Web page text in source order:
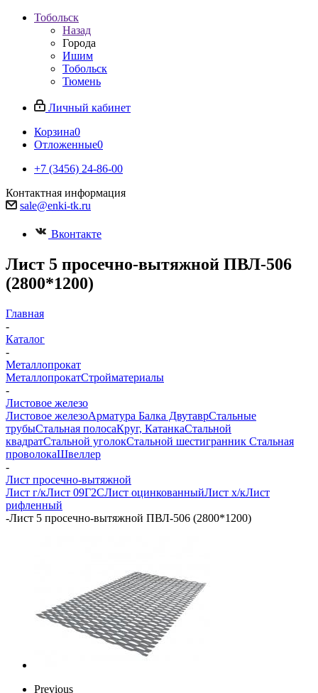
Тобольск
Назад
Города
Ишим
Тобольск
Тюмень
Личный кабинет
Корзина0
Отложенные0
+7 (3456) 24-86-00
Контактная информация
sale@enki-tk.ru
Вконтакте
Лист 5 просечно-вытяжной ПВЛ-506
(2800*1200)
Главная
-
Каталог
-
Металлопрокат
МеталлопрокатСтройматериалы
-
Листовое железо
Листовое железоАрматура Балка ДвутаврСтальные
трубыСтальная полосаКруг, КатанкаСтальной
квадратСтальной уголокСтальной шестигранник Стальная
проволокаШвеллер
-
Лист просечно-вытяжной
Лист г/кЛист 09Г2СЛист оцинкованныйЛист х/кЛист
рифленный
-Лист 5 просечно-вытяжной ПВЛ-506 (2800*1200)
Previous